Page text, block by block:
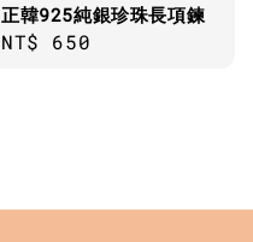
正韓925純銀珍珠長項鍊
Regular
NT$ 650